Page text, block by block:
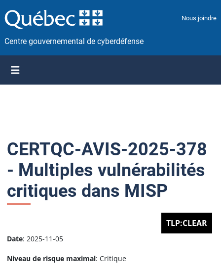
a
s
e
u
Nous joindre
Centre gouvernemental de cyberdéfense
CERTQC-AVIS-2025-378
- Multiples vulnérabilités
critiques dans MISP
TLP:CLEAR
Date: 2025-11-05
Niveau de risque maximal: Critique